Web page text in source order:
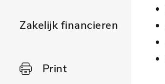
Zakelijk financieren
Print